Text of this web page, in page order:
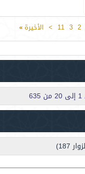
2
3
11
> الأخيرة»